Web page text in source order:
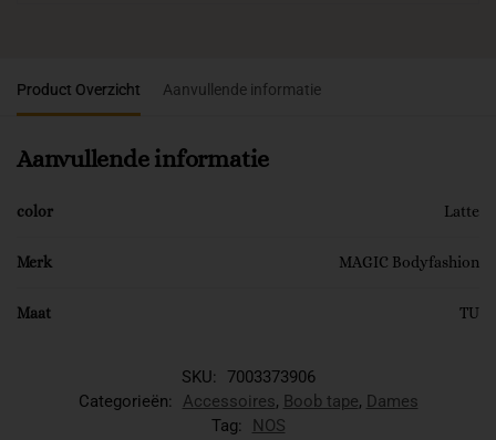
Product Overzicht Aanvullende informatie
Aanvullende informatie
color Latte
Merk MAGIC Bodyfashion
Maat TU
SKU:
7003373906
Categorieën:
Accessoires, Boob tape, Dames
Tag:
NOS